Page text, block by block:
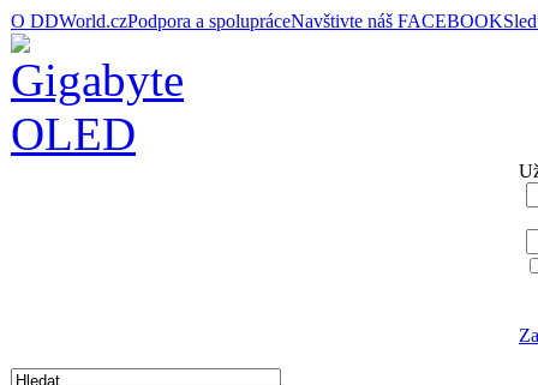
O DDWorld.czPodpora a spolupráceNavštivte náš FACEBOOK